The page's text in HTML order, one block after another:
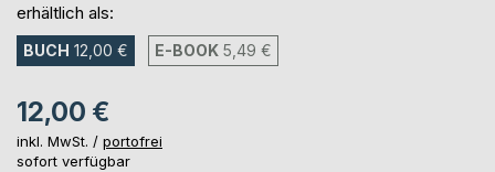
erhältlich als:
BUCH 12,00 € E-BOOK 5,49 €
12,00 €
inkl. MwSt. / portofrei
sofort verfügbar